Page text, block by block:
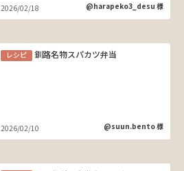
2026/02/18 @harapeko3_desu 様
レシピ 釧路名物スパカツ弁当
2026/02/10 @suun.bento 様